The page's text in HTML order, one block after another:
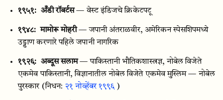
१९५१: अँडी रॉबर्टस — वेस्ट इंडिजचे क्रिकेटपटू
१९४८: मामोरू मोहरी — जपानी अंतराळवीर, अमेरिकन स्पेसशिपमध्ये
उड्डाण करणारे पहिले जपानी नागरिक
१९२६: अब्दूस सलाम — पाकिस्तानी भौतिकशास्त्रज्ञ, नोबेल विजेते
एकमेव पाकिस्तानी, विज्ञानातील नोबेल विजेते एकमेव मुस्लिम — नोबेल
पुरस्कार (निधन: २१ नोव्हेंबर १९९६ )